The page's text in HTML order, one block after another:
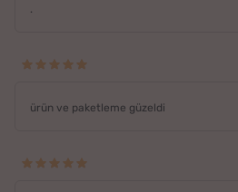
.
ürün ve paketleme güzeldi